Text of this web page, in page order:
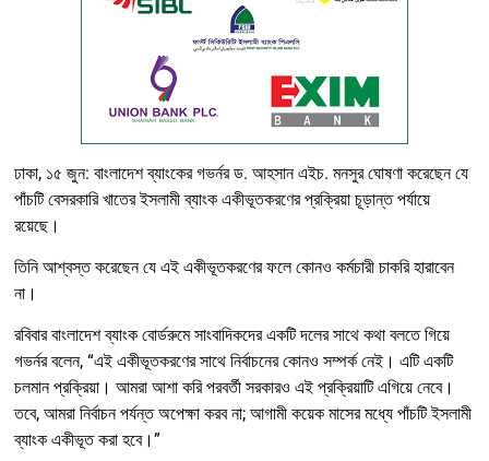
ঢাকা, ১৫ জুন: বাংলাদেশ ব্যাংকের গভর্নর ড. আহসান এইচ. মনসুর ঘোষণা করেছেন যে
পাঁচটি বেসরকারি খাতের ইসলামী ব্যাংক একীভূতকরণের প্রক্রিয়া চূড়ান্ত পর্যায়ে
রয়েছে।
তিনি আশ্বস্ত করেছেন যে এই একীভূতকরণের ফলে কোনও কর্মচারী চাকরি হারাবেন
না।
রবিবার বাংলাদেশ ব্যাংক বোর্ডরুমে সাংবাদিকদের একটি দলের সাথে কথা বলতে গিয়ে
গভর্নর বলেন, “এই একীভূতকরণের সাথে নির্বাচনের কোনও সম্পর্ক নেই। এটি একটি
চলমান প্রক্রিয়া। আমরা আশা করি পরবর্তী সরকারও এই প্রক্রিয়াটি এগিয়ে নেবে।
তবে, আমরা নির্বাচন পর্যন্ত অপেক্ষা করব না; আগামী কয়েক মাসের মধ্যে পাঁচটি ইসলামী
ব্যাংক একীভূত করা হবে।”